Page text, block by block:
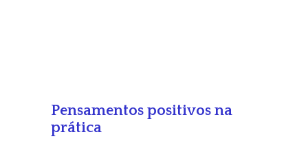
Pensamentos positivos na
prática